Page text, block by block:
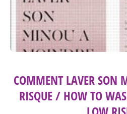
COMMENT LAVER SON
RISQUE / HOW TO